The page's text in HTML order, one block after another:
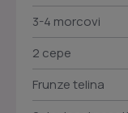
3-4 morcovi
2 cepe
Frunze telina